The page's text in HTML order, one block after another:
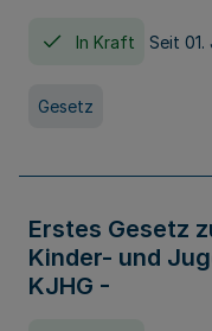
In Kraft Seit 01.
Gesetz
Erstes Gesetz
Kinder- und
KJHG -